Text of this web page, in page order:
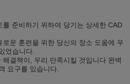
를 준비하기 위하여 당기는 상세한 CAD
운 훈련을 위한 당신의 장소 도움에 우
었습니다.
결책이, 우리 만족시킬 것입니다 완벽
요구를 있습니다.